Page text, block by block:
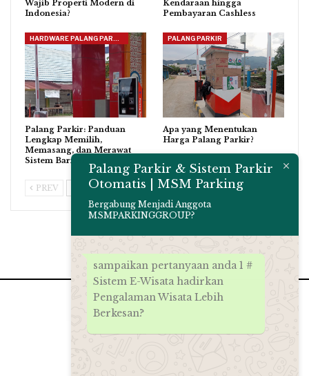
Wajib Properti Modern di
Indonesia?
Kendaraan hingga
Pembayaran Cashless
Palang Parkir: Panduan
Lengkap Memilih,
Memasang, dan Merawat
Sistem Barrier Gate…
PALANG PARKIR
Apa yang Menentukan
Harga Palang Parkir?
PREV NEXT
Palang Parkir & Sistem Parkir
Otomatis | MSM Parking
Bergabung Menjadi Anggota
MSMPARKINGGROUP?
sampaikan pertanyaan anda 1 #
Sistem E-Wisata hadirkan
Pengalaman Wisata Lebih
Berkesan?